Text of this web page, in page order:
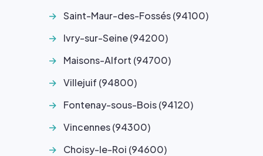
Saint-Maur-des-Fossés (94100)
Ivry-sur-Seine (94200)
Maisons-Alfort (94700)
Villejuif (94800)
Fontenay-sous-Bois (94120)
Vincennes (94300)
Choisy-le-Roi (94600)